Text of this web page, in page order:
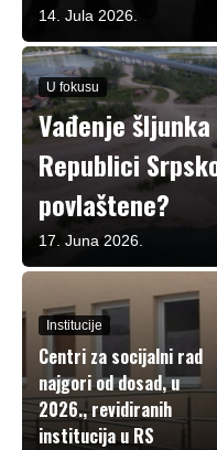
14. Jula 2026.
U fokusu
Vađenje
Republici
povlaštene?
17. Juna 2026.
Institucije
Centri za socijalni rad
najgori od dosad, u
2026., revidiranih
institucija u RS